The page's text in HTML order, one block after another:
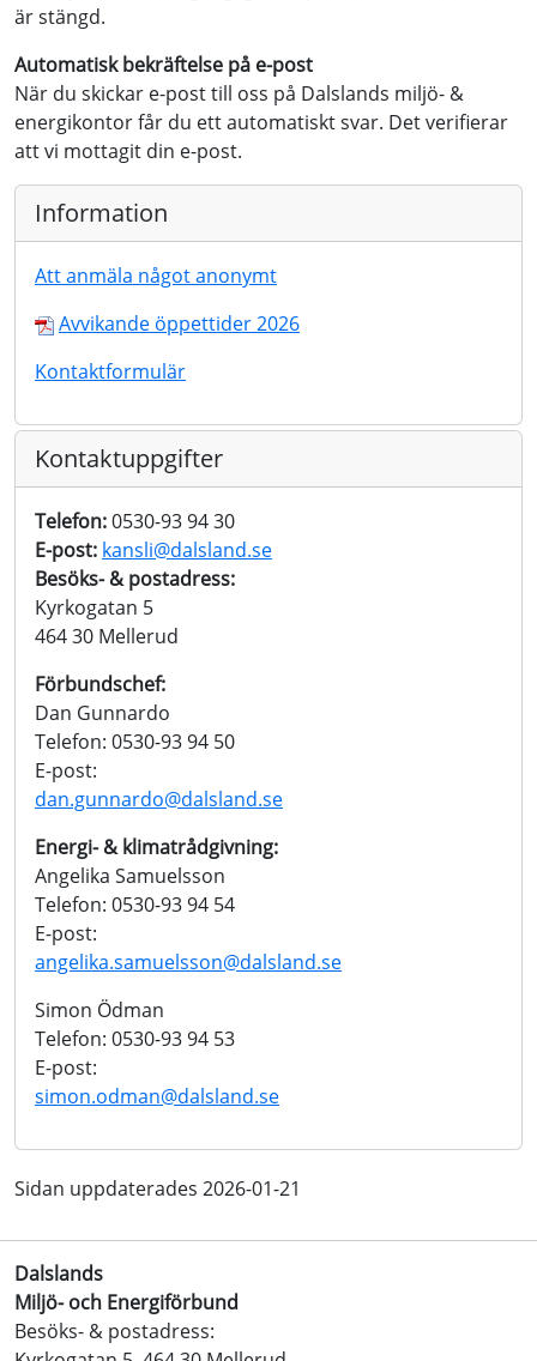
är stängd.
Automatisk bekräftelse på e-post
När du skickar e-post till oss på Dalslands miljö- &
energikontor får du ett automatiskt svar. Det verifierar
att vi mottagit din e-post.
Information
Att anmäla något anonymt
Avvikande öppettider 2026
Kontaktformulär
Kontaktuppgifter
Telefon:0530-93 94 30
E-post: kansli@dalsland.se
Besöks- & postadress:
Kyrkogatan 5
464 30 Mellerud
Förbundschef:
Dan Gunnardo
Telefon: 0530-93 94 50
E-post:
dan.gunnardo@dalsland.se
Energi- & klimatrådgivning:
Angelika Samuelsson
Telefon: 0530-93 94 54
E-post:
angelika.samuelsson@dalsland.se
Simon Ödman
Telefon: 0530-93 94 53
E-post:
simon.odman@dalsland.se
Sidan uppdaterades 2026-01-21
Dalslands
Miljö- och Energiförbund
Besöks- & postadress: